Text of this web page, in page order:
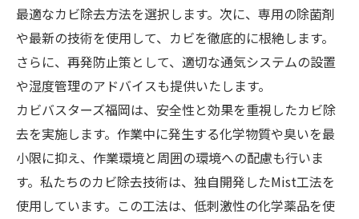
最適なカビ除去方法を選択します。次に、専用の除菌剤
や最新の技術を使用して、カビを徹底的に根絶します。
さらに、再発防止策として、適切な通気システムの設置
や湿度管理のアドバイスも提供いたします。
カビバスターズ福岡は、安全性と効果を重視したカビ除
去を実施します。作業中に発生する化学物質や臭いを最
小限に抑え、作業環境と周囲の環境への配慮も行いま
す。私たちのカビ除去技術は、独自開発したMist工法を
使用しています。この工法は、低刺激性の化学薬品を使